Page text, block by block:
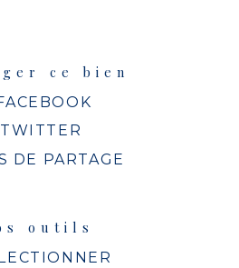
ce bien
TWITTER
DE PARTAGE
outils